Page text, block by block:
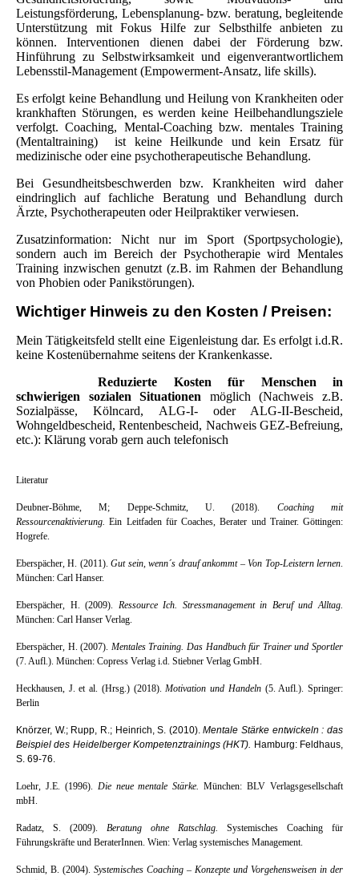
Leistungsförderung, Lebensplanung- bzw. beratung, begleitende
Unterstützung mit Fokus Hilfe zur Selbsthilfe anbieten zu
können.Interventionen dienendabei der Förderung bzw.
Hinführung zu Selbstwirksamkeit und eigenverantwortlichem
Lebensstil-Management (Empowerment-Ansatz, life skills).
Es erfolgt keine Behandlung und Heilung von Krankheiten oder
krankhaften Störungen, es werden keine Heilbehandlungsziele
verfolgt. Coaching, Mental-Coachingbzw. mentales Training
(Mentaltraining) ist keine Heilkunde und kein Ersatz für
medizinische oder eine psychotherapeutische Behandlung.
Bei Gesundheitsbeschwerden bzw. Krankheiten wird daher
eindringlich auf fachliche Beratung und Behandlung durch
Ärzte, Psychotherapeuten oder Heilpraktiker verwiesen.
Zusatzinformation: Nicht nur im Sport (Sportpsychologie),
sondern auch im Bereich der Psychotherapie wird Mentales
Training inzwischen genutzt (z.B. im Rahmen der Behandlung
von Phobien oder Panikstörungen).
Wichtiger Hinweis zu den Kosten / Preisen:
Mein Tätigkeitsfeld stellt eine Eigenleistung dar. Es erfolgt i.d.R.
keine Kostenübernahme seitens der Krankenkasse.
Reduzierte Kosten für Menschen in
schwierigen sozialen Situationen möglich (Nachweis z.B.
Sozialpässe, Kölncard, ALG-I- oder ALG-II-Bescheid,
Wohngeldbescheid, Rentenbescheid, Nachweis GEZ-Befreiung,
etc.): Klärung vorab gern auch telefonisch
Literatur
Deubner-Böhme, M; Deppe-Schmitz, U. (2018).
Coaching mit
Ressourcenaktivierung. Ein Leitfaden für Coaches, Berater und Trainer. Göttingen:
Hogrefe.
Eberspächer, H. (2011). Gut sein, wenn´s drauf ankommt – Von Top-Leistern lernen
München: Carl Hanser.
Eberspächer, H. (2009). Ressource Ich. Stressmanagement in Beruf und Alltag.
München: Carl Hanser Verlag.
Eberspächer, H. (2007). Mentales Training. Das Handbuch für Trainer und Sportler
(7. Aufl.). München: Copress Verlag i.d. Stiebner Verlag GmbH.
Heckhausen, J. et al. (Hrsg.) (2018). Motivation und Handeln (5. Aufl.). Springer:
Berlin
Knörzer, W.; Rupp, R.; Heinrich, S. (2010).Mentale Stärke entwickeln : das
Beispiel des Heidelberger Kompetenztrainings (HKT). Hamburg: Feldhaus,
S. 69-76.
Loehr, J.E. (1996). Die neue mentale Stärke.
München: BLV Verlagsgesellschaft
mbH.
Radatz, S. (2009). Beratung ohne Ratschlag.
Systemisches Coaching für
Führungskräfte und BeraterInnen. Wien: Verlag systemisches Management.
Schmid, B. (2004). Systemisches Coaching – Konzepte und Vorgehensweisen in der